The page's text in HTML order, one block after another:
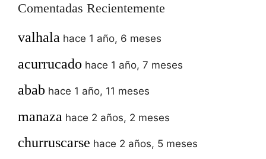
Comentadas Recientemente
valhala hace 1 año, 6 meses
acurrucado hace 1 año, 7 meses
abab hace 1 año, 11 meses
manaza hace 2 años, 2 meses
churruscarse hace 2 años, 5 meses